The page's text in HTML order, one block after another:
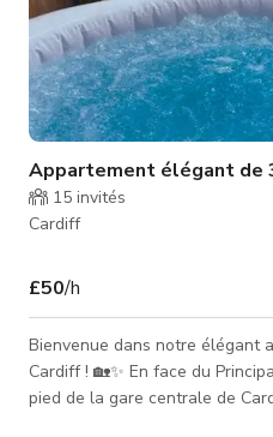
Appartement élégant de
15 invités
Cardiff
£50/h
Bienvenue dans notre élégant
Cardiff ! 🏡✨ En face du Principality Stadium, à 5 minutes à
pied de la gare centrale de Cardiff 🚆 ✔ Chambre